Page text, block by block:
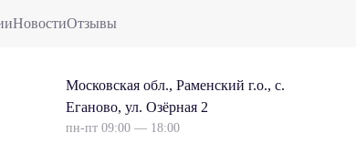
НовостиОтзывы
Московская обл., Раменский г.о., с.
Еганово, ул. Озёрная 2
пн-пт 09:00 — 18:00